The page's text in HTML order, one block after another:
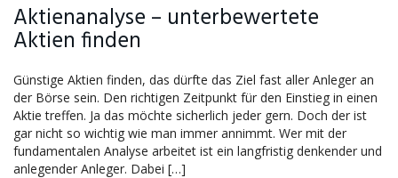
Aktienanalyse – unterbewertete
Aktien finden
Günstige Aktien finden, das dürfte das Ziel fast aller Anleger an
der Börse sein. Den richtigen Zeitpunkt für den Einstieg in einen
Aktie treffen. Ja das möchte sicherlich jeder gern. Doch der ist
gar nicht so wichtig wie man immer annimmt. Wer mit der
fundamentalen Analyse arbeitet ist ein langfristig denkender und
anlegender Anleger. Dabei […]